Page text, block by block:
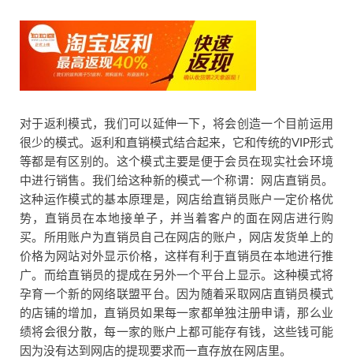
对于返利模式，我们可以延伸一下，将会创造一个目前运用
很少的模式。返利和直销模式结合起来，它和传统的VIP形式
等都是有区别的。这个模式主要是便于会员在现实社会环境
中进行销售。我们给这种新的模式一个称谓：网店直销员。
这种运作模式的基本原理是，网店给直销员账户一定价格优
势，直销员在本地接单子，并当着客户的面在网店进行购
买。所用账户为直销员自己在网店的账户，网店发货单上的
价格为网站对外显示价格，这样有利于直销员在本地进行推
广。而给直销员的提成在另外一个平台上显示。这种模式将
孕育一个新的网络联盟平台。因为随着采取网店直销员模式
的店铺的增加，直销员如果每一家都单独注册申请，那么业
绩将会很分散，每一家的账户上都可能存有钱，这些钱可能
因为没有达到网店的提现要求而一直存放在网店里。